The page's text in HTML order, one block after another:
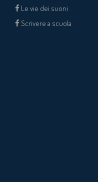
Le vie dei suoni
Scrivere a scuola